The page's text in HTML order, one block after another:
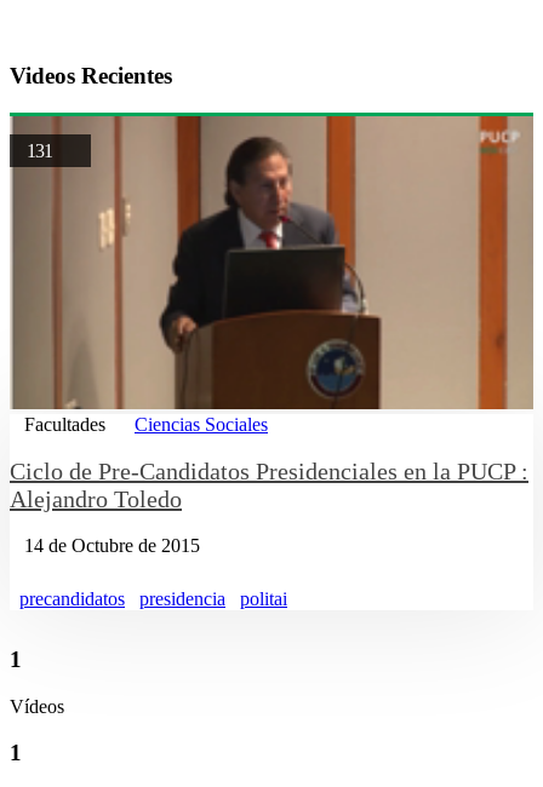
Videos Recientes
131
Facultades Ciencias Sociales
Ciclo de Pre-Candidatos Presidenciales en la PUCP :
Alejandro Toledo
14 de Octubre de 2015
precandidatos presidencia politai
1
Vídeos
1